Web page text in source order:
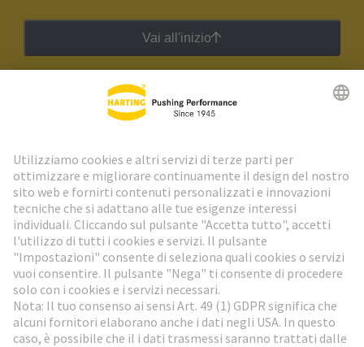
Vai all'inizio
Newsletter HARTING
Vai al registrazione
Social Media